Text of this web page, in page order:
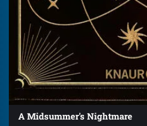
A Midsummer's Nightmare